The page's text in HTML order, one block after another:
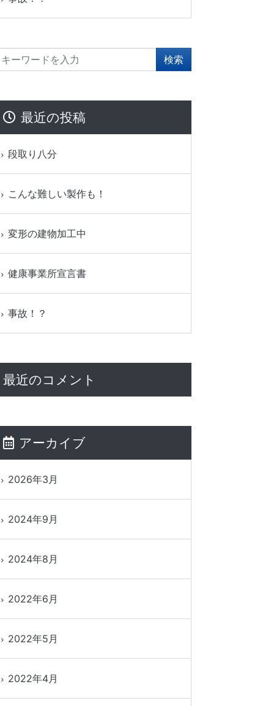
最近の投稿
段取り八分
こんな難しい製作も！
変形の建物加工中
健康事業所宣言書
事故！？
最近のコメント
アーカイブ
2026年3月
2024年9月
2024年8月
2022年6月
2022年5月
2022年4月